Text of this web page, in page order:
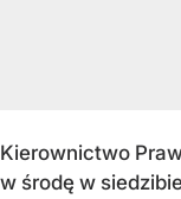
Kierownictwo
w środę w